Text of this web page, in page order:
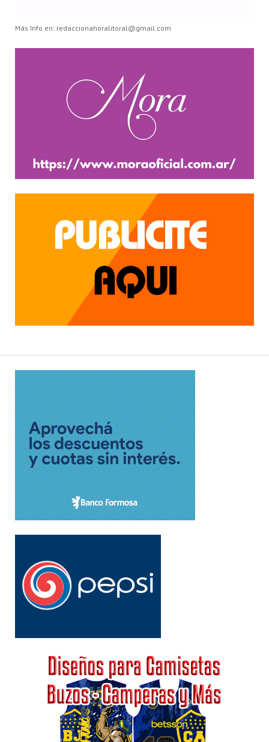
Más Info en: redaccionahoralitoral@gmail.com